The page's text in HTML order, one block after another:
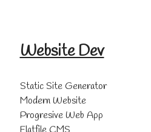
Website Dev
Static Site Generator
Modern Website
Progresive Web App